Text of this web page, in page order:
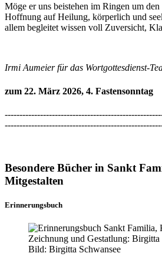
Möge er uns beistehen im Ringen um
Hoffnung auf Heilung, körperlich und
allem begleitet wissen voll Zuversicht,
Irmi Aumeier für das Wortgottesdienst-
zum 22. März 2026, 4. Fastensonntag
Besondere Bücher in Sankt
Mitgestalten
Erinnerungsbuch
Bild: Birgitta Schwansee